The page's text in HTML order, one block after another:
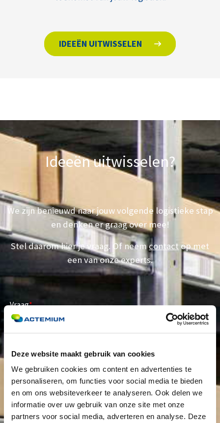
Deze website maakt gebruik van cookies
We gebruiken cookies om content en advertenties te
personaliseren, om functies voor social media te bieden
en om ons websiteverkeer te analyseren. Ook delen we
informatie over uw gebruik van onze site met onze
partners voor social media, adverteren en analyse. Deze
IDEEËN UITWISSELEN
Ideeën uitwisselen?
We zijn benieuwd naar jouw volgende logistieke stap
en denken er graag over mee!
Stel daarom hier je vraag. Of neemcontactop met
een van onze experts.